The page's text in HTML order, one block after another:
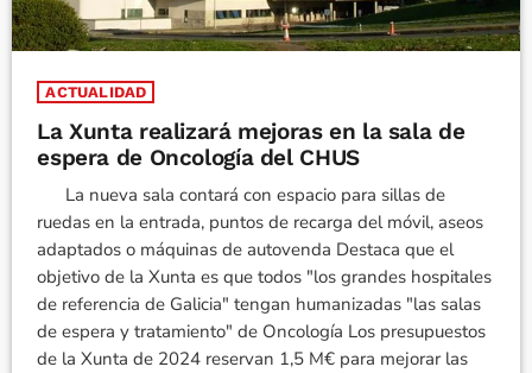
ACTUALIDAD
La Xunta realizará mejoras en la sala de
espera de Oncología del CHUS
La nueva sala contará con espacio para sillas de
ruedas en la entrada, puntos de recarga del móvil, aseos
adaptados o máquinas de autovenda Destaca que el
objetivo de la Xunta es que todos "los grandes hospitales
de referencia de Galicia" tengan humanizadas "las salas
de espera y tratamiento" de Oncología Los presupuestos
de la Xunta de 2024 reservan 1,5 M€ para mejorar las